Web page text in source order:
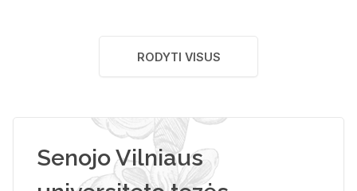
RODYTI VISUS
Senojo Vilniaus